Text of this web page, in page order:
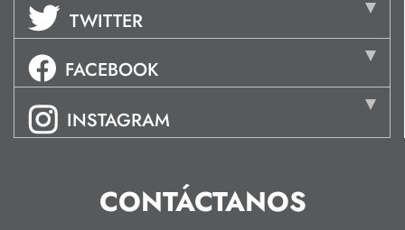
TWITTER
FACEBOOK
INSTAGRAM
CONTÁCTANOS